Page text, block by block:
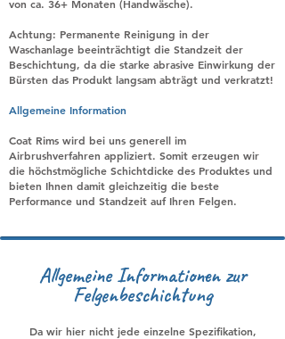
von ca. 36+ Monaten (Handwäsche).
Achtung: Permanente Reinigung in der
Waschanlage beeinträchtigt die Standzeit der
Beschichtung, da die starke abrasive Einwirkung der
Bürsten das Produkt langsam abträgt und verkratzt!
Allgemeine Information
Coat Rims wird bei uns generell im
Airbrushverfahren appliziert. Somit erzeugen wir
die höchstmögliche Schichtdicke des Produktes und
bieten Ihnen damit gleichzeitig die beste
Performance und Standzeit auf Ihren Felgen.
Allgemeine Informationen zur
Felgenbeschichtung
Da wir hier nicht jede einzelne Spezifikation,